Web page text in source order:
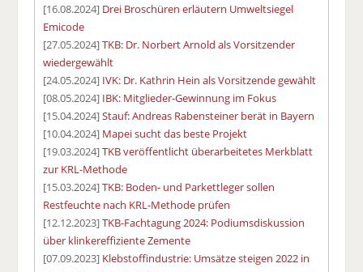
[16.08.2024] Drei Broschüren erläutern Umweltsiegel
Emicode
[27.05.2024]TKB: Dr. Norbert Arnold als Vorsitzender
wiedergewählt
[24.05.2024] IVK: Dr. Kathrin Hein als Vorsitzende gewählt
[08.05.2024] IBK: Mitglieder-Gewinnung im Fokus
[15.04.2024]Stauf: Andreas Rabensteiner berät in Bayern
[10.04.2024] Mapei sucht das beste Projekt
[19.03.2024]TKB veröffentlicht überarbeitetes Merkblatt
zur KRL-Methode
[15.03.2024]TKB: Boden- und Parkettleger sollen
Restfeuchte nach KRL-Methode prüfen
[12.12.2023]TKB-Fachtagung 2024: Podiumsdiskussion
über klinkereffiziente Zemente
[07.09.2023] Klebstoffindustrie: Umsätze steigen 2022 in